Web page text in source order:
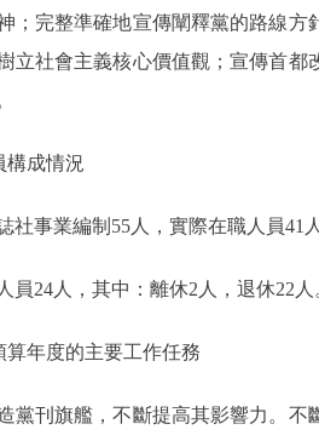
便民服務
；完整準確地宣傳闡釋黨的路線
立社會主義核心價值觀；宣傳首
成情況
事業編制55人，實際在職人員41
24人，其中：離休2人，退休22人
年度的主要工作任務
刊旗艦，不斷提高其影響力。不